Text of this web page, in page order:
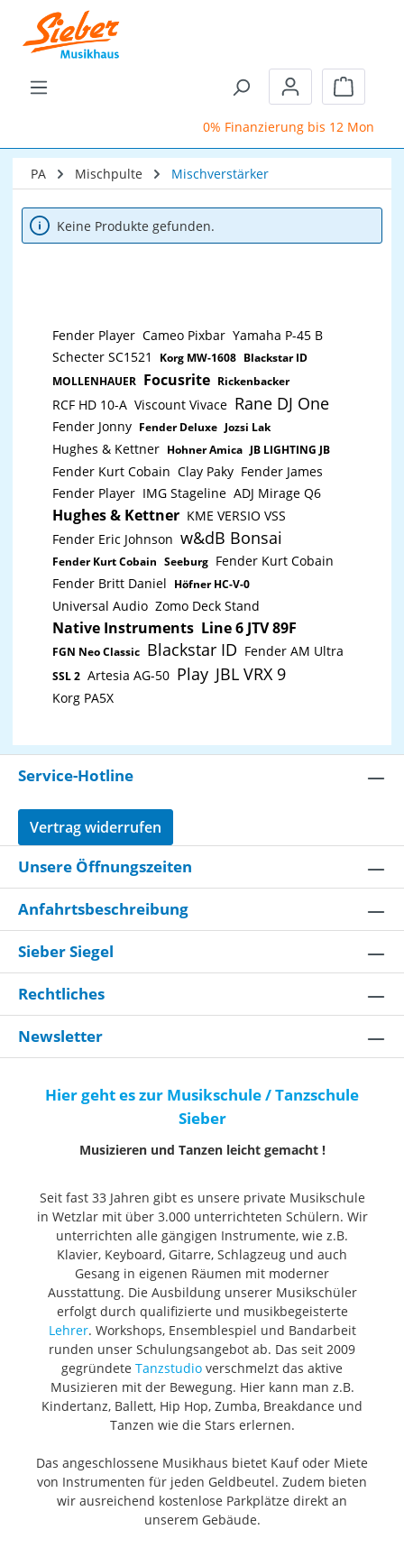
Zum Hauptinhalt springen
0% Finanzierung bis 12 Monate
PA Mischpulte Mischverstärker
Keine Produkte gefunden.
Fender Player Cameo Pixbar Yamaha P-45 B
Schecter SC1521
Korg MW-1608 Blackstar ID
MOLLENHAUER Focusrite Rickenbacker
RCF HD 10-A Viscount Vivace Rane DJ One
Fender Jonny Fender Deluxe Jozsi Lak
Hughes & Kettner Hohner Amica JB LIGHTING JB
Fender Kurt Cobain Clay Paky Fender James
Fender Player IMG Stageline ADJ Mirage Q6
Hughes & Kettner KME VERSIO VSS
Fender Eric Johnson w&dB Bonsai
Fender Kurt Cobain Seeburg Fender Kurt Cobain
Fender Britt Daniel Höfner HC-V-0
Universal Audio Zomo Deck Stand
Native Instruments Line 6 JTV 89F
FGN Neo Classic Blackstar ID Fender AM Ultra
SSL 2 Artesia AG-50 Play JBL VRX 9
Korg PA5X
Service-Hotline
Vertrag widerrufen
Unsere Öffnungszeiten
Anfahrtsbeschreibung
Sieber Siegel
Rechtliches
Newsletter
Hier geht es zur Musikschule / Tanzschule
Sieber
Musizieren und Tanzen leicht gemacht !
Seit fast 33 Jahren gibt es unsere private Musikschule
in Wetzlar mit über 3.000 unterrichteten Schülern. Wir
unterrichten alle gängigen Instrumente, wie z.B.
Klavier, Keyboard, Gitarre, Schlagzeug und auch
Gesang in eigenen Räumen mit moderner
Ausstattung. Die Ausbildung unserer Musikschüler
erfolgt durch qualifizierte und musikbegeisterte
Lehrer. Workshops, Ensemblespiel und Bandarbeit
runden unser Schulungsangebot ab. Das seit 2009
gegründete Tanzstudio verschmelzt das aktive
Musizieren mit der Bewegung. Hier kann man z.B.
Kindertanz, Ballett, Hip Hop, Zumba, Breakdance und
Tanzen wie die Stars erlernen.
Das angeschlossene Musikhaus bietet Kauf oder Miete
von Instrumenten für jeden Geldbeutel. Zudem bieten
wir ausreichend kostenlose Parkplätze direkt an
unserem Gebäude.